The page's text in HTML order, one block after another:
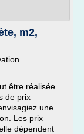
m2,
être réalisée
de prix
une
Les prix
dépendent